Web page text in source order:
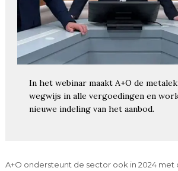
In het webinar maakt A+O de
wegwijs in alle vergoedingen en
nieuwe indeling van het aanbod.
A+O ondersteunt de sector ook in 2024 met